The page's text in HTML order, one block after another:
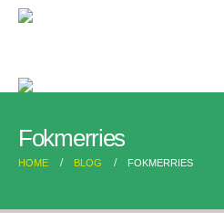
Fokmerries
HOME BLOG FOKMERRIES